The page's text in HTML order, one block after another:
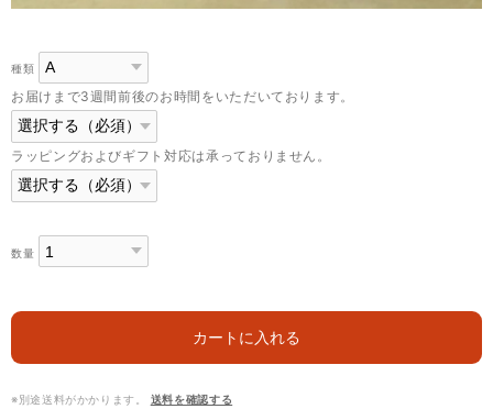
種類
お届けまで3週間前後のお時間をいただいております。
ラッピングおよびギフト対応は承っておりません。
数量
カートに入れる
※別途送料がかかります。 送料を確認する